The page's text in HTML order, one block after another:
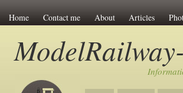
Home Contact me About Articles